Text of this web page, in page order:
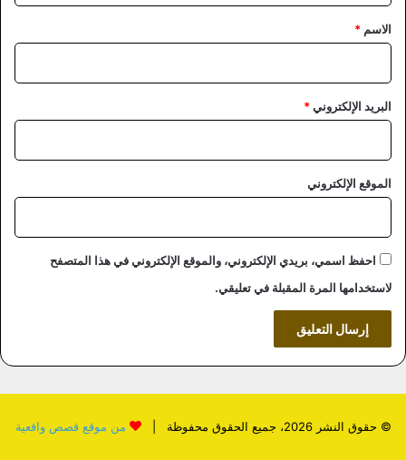
*
الاسم *
البريد الإلكتروني*
الموقع الإلكتروني
احفظ اسمي، بريدي الإلكتروني، والموقع الإلكتروني في هذا المتصفح
لاستخدامها المرة المقبلة في تعليقي.
© حقوق النشر 2026، جميع الحقوق محفوظة | من موقع قصص واقعية